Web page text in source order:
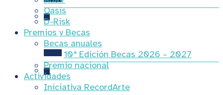
Ciclos QUAES-Fisabio
Simposio Teragnosis 2025
Oasis
D-Risk
Premios y Becas
Becas anuales
10ª Edición Becas 2026 – 2027
Premio nacional
Actividades
Iniciativa RecordArte